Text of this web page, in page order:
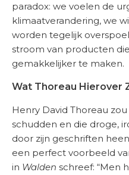
paradox: we voelen de
klimaatverandering, we
worden tegelijk
stroom van producten
gemakkelijker te maken.
Wat Thoreau Hierover
Henry David Thoreau
schudden en die droge,
door zijn geschriften
een perfect voorbeeld
in Walden schreef: “Men